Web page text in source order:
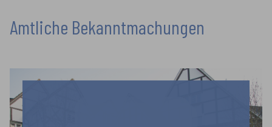
Amtliche Bekanntmachungen